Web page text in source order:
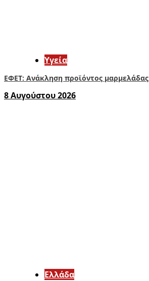
Υγεία
ΕΦΕΤ: Ανάκληση προϊόντος μαρμελάδας
8 Αυγούστου 2026
Ελλάδα